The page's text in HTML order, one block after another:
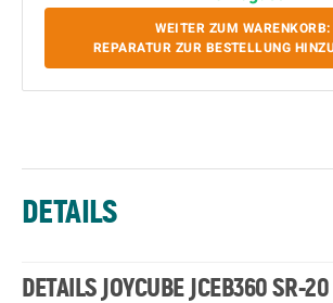
WEITER ZUM WARENKORB:
REPARATUR ZUR BESTELLUNG
DETAILS
DETAILS JOYCUBE JCEB360 SR-